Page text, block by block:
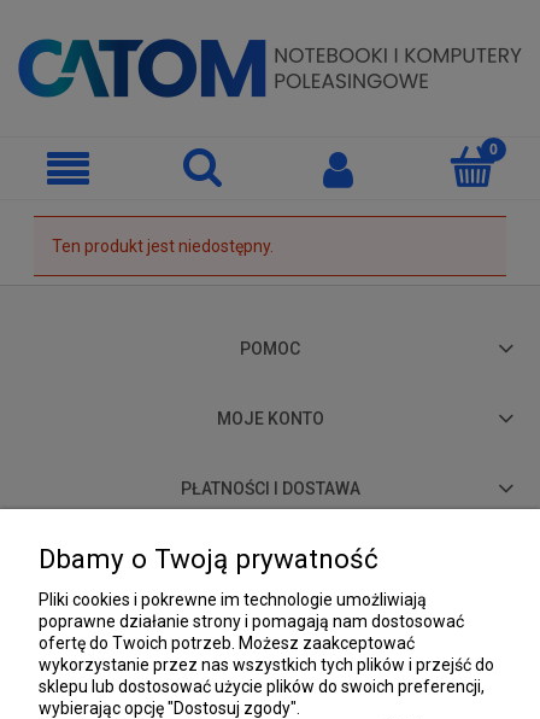
Ten produkt jest niedostępny.
POMOC
MOJE KONTO
PŁATNOŚCI I DOSTAWA
INFORMACJE
DANE FIRMY
Dbamy o Twoją prywatność
Pliki cookies i pokrewne im technologie umożliwiają
poprawne działanie strony i pomagają nam dostosować
ofertę do Twoich potrzeb. Możesz zaakceptować
wykorzystanie przez nas wszystkich tych plików i przejść do
sklepu lub dostosować użycie plików do swoich preferencji,
wybierając opcję "Dostosuj zgody".